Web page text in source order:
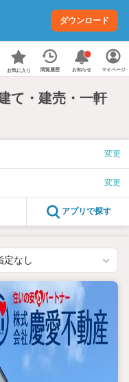
ダウンロード
お気に入り 閲覧履歴 お知らせ マイページ
て・建売・一軒
変更
変更
アプリで探す